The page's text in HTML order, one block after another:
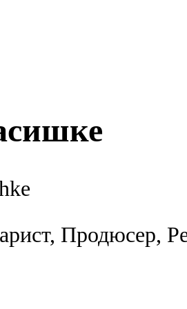
Продюсер,